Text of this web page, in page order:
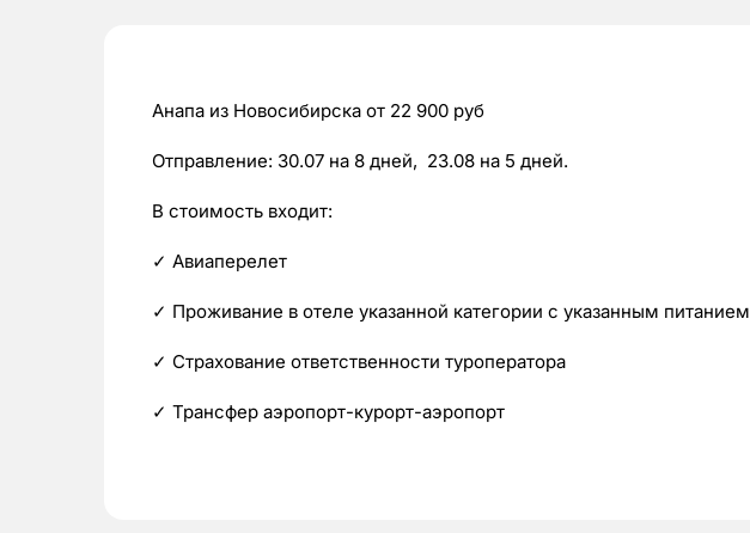
Анапа из Новосибирска от 22 900 руб
Отправление: 30.07 на 8 дней, 23.08 на 5 дней.
В стоимость входит:
✓ Авиаперелет
✓ Проживание в отеле указанной категории с указанным питанием
✓ Страхование ответственности туроператора
✓ Трансфер аэропорт-курорт-аэропорт